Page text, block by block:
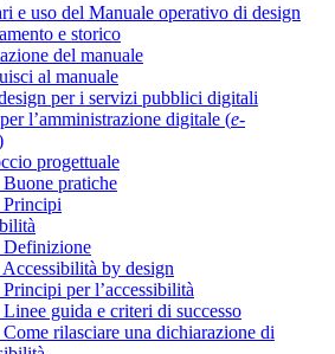
e uso del Manuale operativo di design
e storico
del manuale
al manuale
per i servizi pubblici digitali
l’amministrazione digitale (e-
progettuale
Buone pratiche
Principi
Definizione
Accessibilità by design
per l’accessibilità
guida e criteri di successo
rilasciare una dichiarazione di